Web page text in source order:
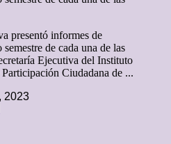
presentó informes de
de cada una de las
Ejecutiva del Instituto
Ciudadana de ...
2023